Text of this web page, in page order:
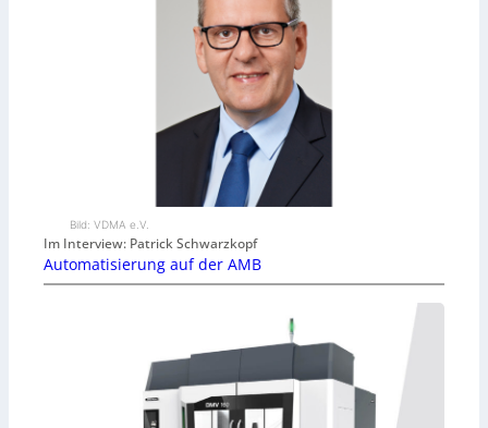
Bild: VDMA e.V.
Im Interview: Patrick Schwarzkopf
Automatisierung auf der AMB